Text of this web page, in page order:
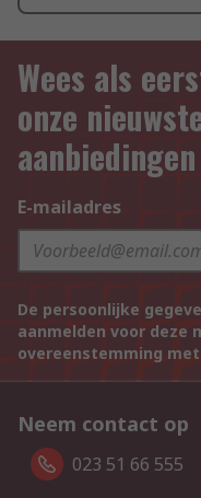
Wees als
onze
aanbiedingen
E-mailadres
De persoonlijke
aanmelden voor deze
overeenstemming
Neem contact op
023 51 66 555